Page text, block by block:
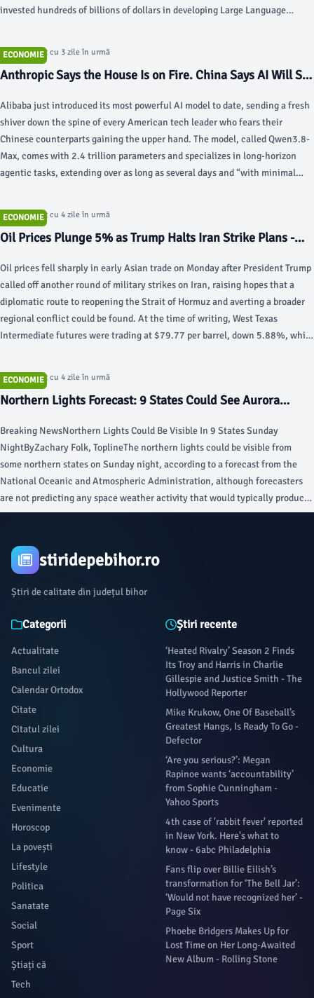
invested hundreds of billions of dollars in developing Large Language
ECONOMIE
Articol postat cu 3 zile în urmă
Anthropic Says the House Is on Fire. China Says AI Will Set
Alibaba just introduced its most powerful AI model to date, sending a fresh
shiver down the spine of every American tech leader who fears their
Chinese counterparts gaining the upper hand. The model, called Qwen3.8-
Max, comes with 2.4 trillion parameters and specializes in long-horizon
agentic tasks, extending over as long as several days and “with minimal
ECONOMIE
Articol postat cu 4 zile în urmă
Oil Prices Plunge 5% as Trump Halts Iran Strike Plans -
Oil prices fell sharply in early Asian trade on Monday after President Trump
called off another round of military strikes on Iran, raising hopes that a
diplomatic route to reopening the Strait of Hormuz and averting a broader
regional conflict could be found. At the time of writing, West Texas
Intermediate futures were trading at $79.77 per barrel, down 5.88%, while
ECONOMIE
Articol postat cu 4 zile în urmă
Northern Lights Forecast: 9 States Could See Aurora
Breaking NewsNorthern Lights Could Be Visible In 9 States Sunday
NightByZachary Folk, ToplineThe northern lights could be visible from
some northern states on Sunday night, according to a forecast from the
National Oceanic and Atmospheric Administration, although forecasters
are not predicting any space weather activity that would typically produce
bigger light shows. NOAA is not predicting any space weather activity that
Getty ImagesKey FactsNOAA is predicting a Kp index of four out of nine for
Sunday night, meaning the aurora could move farther from Earth’s
formations.” Forecasters are not expecting any space weather to impact
four later this evening into Monday morning, according to NOAA’s three
day forecast.
stiridepebihor.ro
Știri de calitate din județul bihor
Categorii
Actualitate
Bancul zilei
Calendar Ortodox
Citate
Citatul zilei
Cultura
Economie
Educatie
Evenimente
Horoscop
La povești
Lifestyle
Politica
Sanatate
Social
Sport
Știați că
Tech
Știri recente
‘Heated Rivalry’ Season 2 Finds
Its Troy and Harris in Charlie
Gillespie and Justice Smith - The
Hollywood Reporter
Mike Krukow, One Of Baseball’s
Greatest Hangs, Is Ready To Go -
Defector
‘Are you serious?’: Megan
Rapinoe wants ‘accountability’
from Sophie Cunningham -
Yahoo Sports
4th case of 'rabbit fever' reported
in New York. Here's what to
know - 6abc Philadelphia
Fans flip over Billie Eilish’s
transformation for ‘The Bell Jar’:
‘Would not have recognized her’ -
Page Six
Phoebe Bridgers Makes Up for
Lost Time on Her Long-Awaited
New Album - Rolling Stone